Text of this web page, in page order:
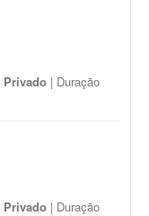
Privado | Duração
Privado | Duração